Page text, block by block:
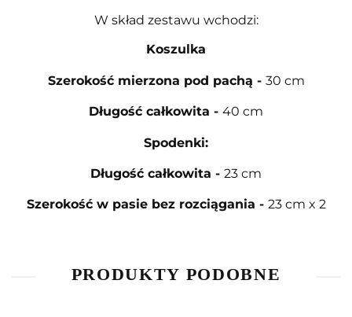
W skład zestawu wchodzi:
Koszulka
Szerokość mierzona pod pachą - 30 cm
Długość całkowita - 40 cm
Spodenki:
Długość całkowita - 23 cm
Szerokość w pasie bez rozciągania - 23 cm x 2
PRODUKTY PODOBNE